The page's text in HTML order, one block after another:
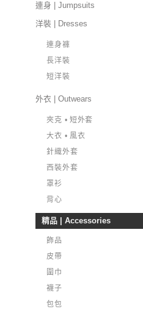
連身 | Jumpsuits
洋裝 | Dresses
連身褲
長洋裝
短洋裝
外衣 | Outwears
夾克 • 短外套
大衣 • 風衣
針織外套
西裝外套
罩衫
背心
精品 | Accessories
飾品
皮帶
圍巾
襪子
包包